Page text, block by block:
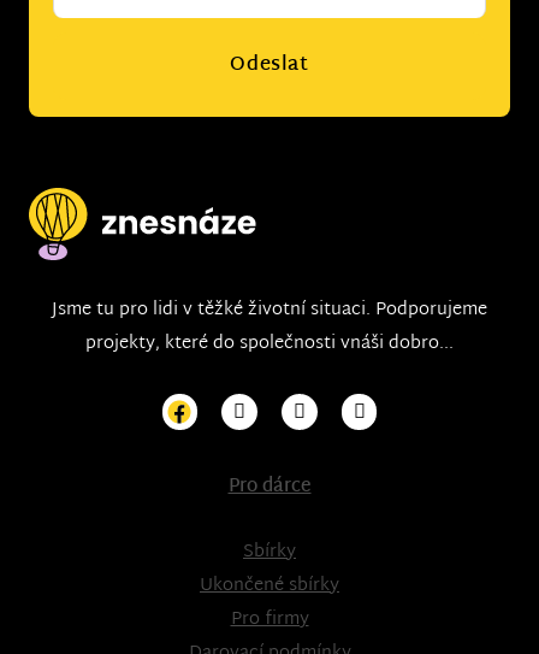
Odeslat
Jsme tu pro lidi v těžké životní situaci. Podporujeme
projekty, které do společnosti vnáši dobro...
Pro dárce
Sbírky
Ukončené sbírky
Pro firmy